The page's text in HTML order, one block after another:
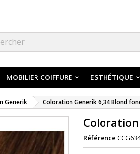
MOBILIER COIFFURE ESTHÉTIQUE
Generik Coloration Generik 6,34 Blond
Référence